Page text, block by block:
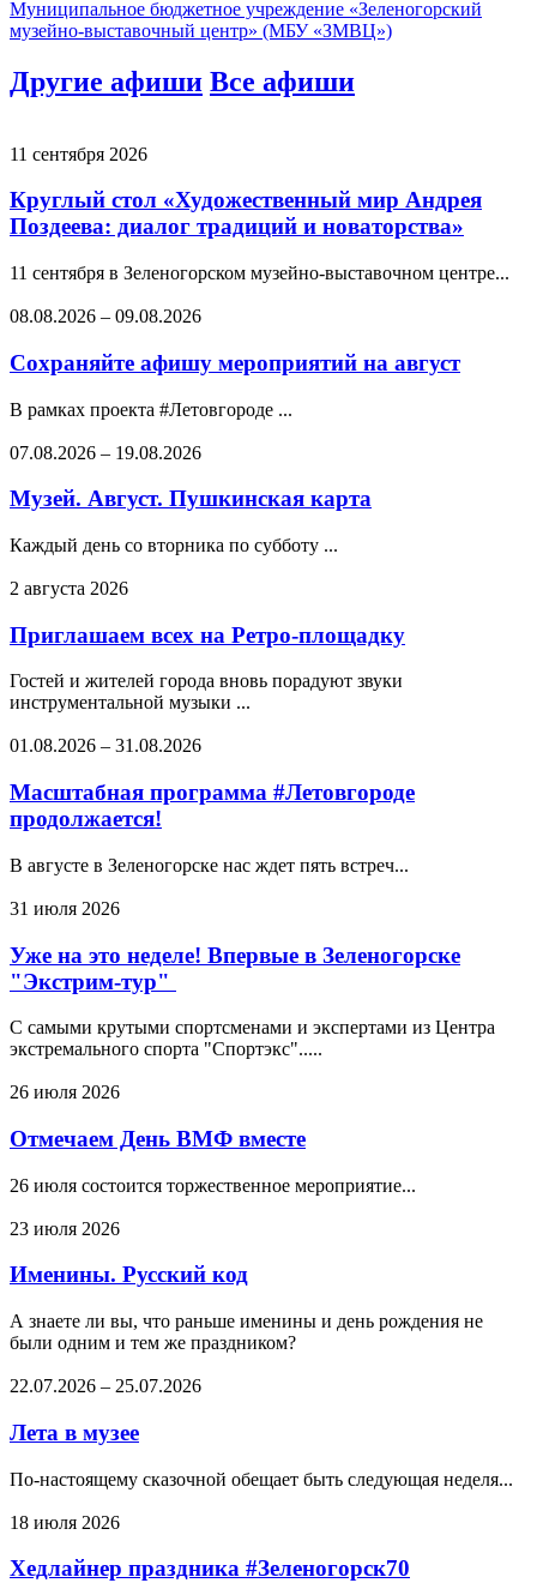
Муниципальное бюджетное учреждение «Зеленогорский
музейно-выставочный центр» (МБУ «ЗМВЦ»)
Другие афиши Все афиши
11 сентября 2026
Круглый стол «Художественный мир Андрея
Поздеева: диалог традиций и новаторства»
11 сентября в Зеленогорском музейно-выставочном центре...
08.08.2026 – 09.08.2026
Сохраняйте афишу мероприятий на август
В рамках проекта #Летовгороде ...
07.08.2026 – 19.08.2026
Музей. Август. Пушкинская карта
Каждый день со вторника по субботу ...
2 августа 2026
Приглашаем всех на Ретро-площадку
Гостей и жителей города вновь порадуют звуки
инструментальной музыки ...
01.08.2026 – 31.08.2026
Масштабная программа #Летовгороде
продолжается!
В августе в Зеленогорске нас ждет пять встреч...
31 июля 2026
Уже на это неделе! Впервые в Зеленогорске
"Экстрим-тур"
С самыми крутыми спортсменами и экспертами из Центра
экстремального спорта "Спортэкс".....
26 июля 2026
Отмечаем День ВМФ вместе
26 июля состоится торжественное мероприятие...
23 июля 2026
Именины. Русский код
А знаете ли вы, что раньше именины и день рождения не
были одним и тем же праздником?
22.07.2026 – 25.07.2026
Лета в музее
По-настоящему сказочной обещает быть следующая неделя...
18 июля 2026
Хедлайнер праздника #Зеленогорск70